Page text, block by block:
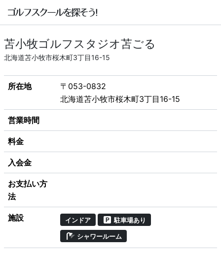
苫小牧ゴルフスタジオ苫ごる
北海道苫小牧市桜木町3丁目16-15
所在地
〒053-0832
北海道苫小牧市桜木町3丁目16-15
営業時間
料金
入会金
お支払い方
法
施設 インドア 駐車場あり
シャワールーム